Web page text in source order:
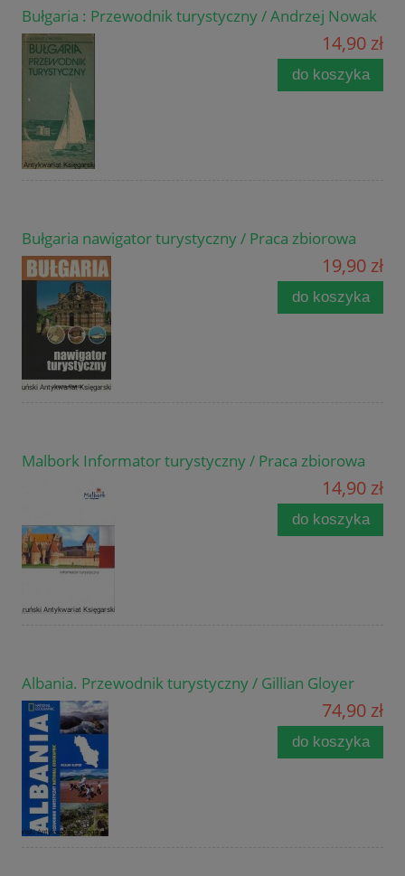
Bułgaria : Przewodnik turystyczny / Andrzej Nowak
14,90 zł
do koszyka
Bułgaria nawigator turystyczny / Praca zbiorowa
19,90 zł
do koszyka
Malbork Informator turystyczny / Praca zbiorowa
14,90 zł
do koszyka
Albania. Przewodnik turystyczny / Gillian Gloyer
74,90 zł
do koszyka